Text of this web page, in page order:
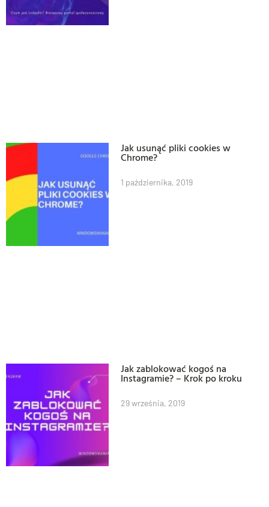
Jak usunąć pliki cookies w
Chrome?
1 października, 2019
Jak zablokować kogoś na
Instagramie? – Krok po kroku
29 września, 2019